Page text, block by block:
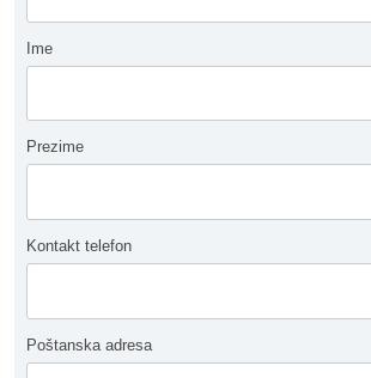
Ime
Prezime
Kontakt telefon
Poštanska adresa